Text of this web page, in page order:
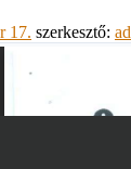
17. szerkesztő: